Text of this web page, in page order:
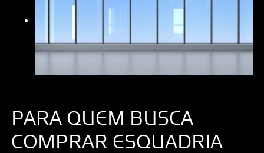
PARA QUEM BUSCA
COMPRAR ESQUADRIA